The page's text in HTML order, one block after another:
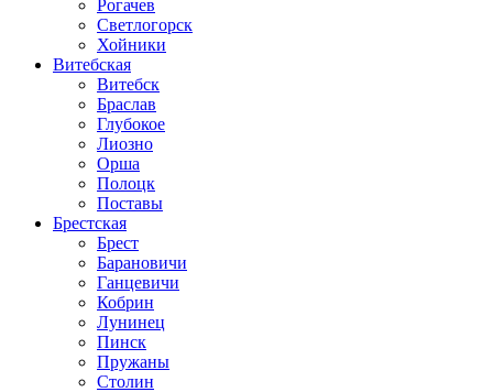
Рогачев
Светлогорск
Хойники
Витебская
Витебск
Браслав
Глубокое
Лиозно
Орша
Полоцк
Поставы
Брестская
Брест
Барановичи
Ганцевичи
Кобрин
Лунинец
Пинск
Пружаны
Столин